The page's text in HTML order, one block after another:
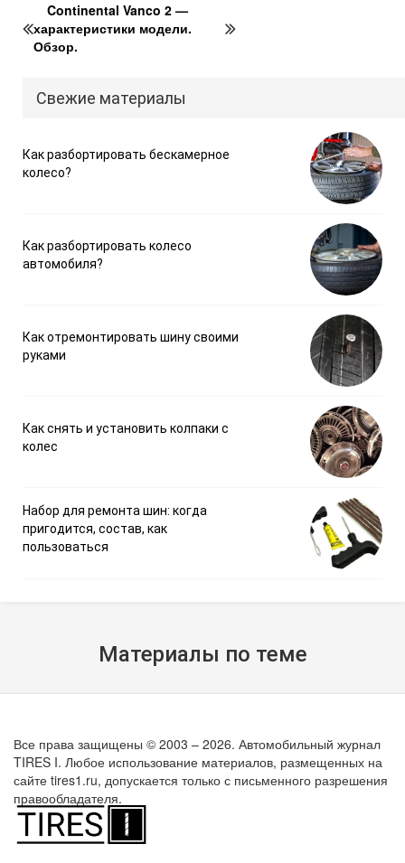
Continental Vanco 2 —
характеристики модели.
Обзор.
Свежие материалы
Как разбортировать бескамерное
колесо?
Как разбортировать колесо
автомобиля?
Как отремонтировать шину своими
руками
Как снять и установить колпаки с
колес
Набор для ремонта шин: когда
пригодится, состав, как
пользоваться
Материалы по теме
Все права защищены © 2003 – 2026. Автомобильный журнал
TIRES I. Любое использование материалов, размещенных на
сайте tires1.ru, допускается только с письменного разрешения
правообладателя.